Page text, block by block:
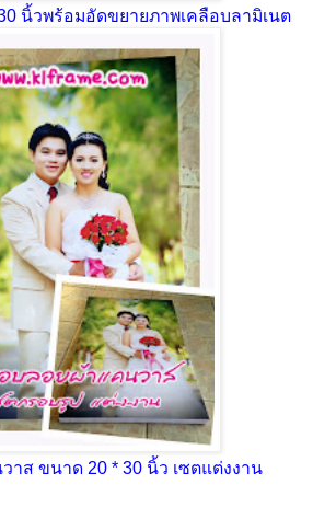
นิ้วพร้อมอัดขยายภาพเคลือบลามิเนต
าส ขนาด 20 * 30 นิ้ว เซตแต่งงาน